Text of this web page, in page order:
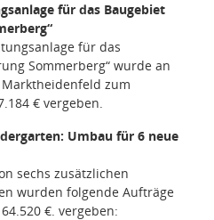
für das Baugebiet
für das
Sommerberg“ wurde an
zum
€ vergeben.
Umbau für 6 neue
sechs zusätzlichen
wurden folgende Aufträge
€. vergeben: